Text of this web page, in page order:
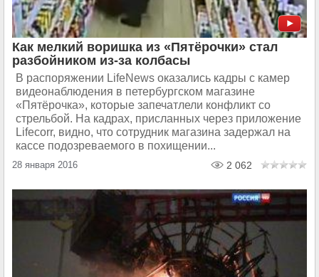
Как мелкий воришка из «Пятёрочки» стал
разбойником из-за колбасы
В распоряжении LifeNews оказались кадры с камер
видеонаблюдения в петербургском магазине
«Пятёрочка», которые запечатлели конфликт со
стрельбой. На кадрах, присланных через приложение
Lifeсorr, видно, что сотрудник магазина задержал на
кассе подозреваемого в похищении...
28 января 2016 2 062